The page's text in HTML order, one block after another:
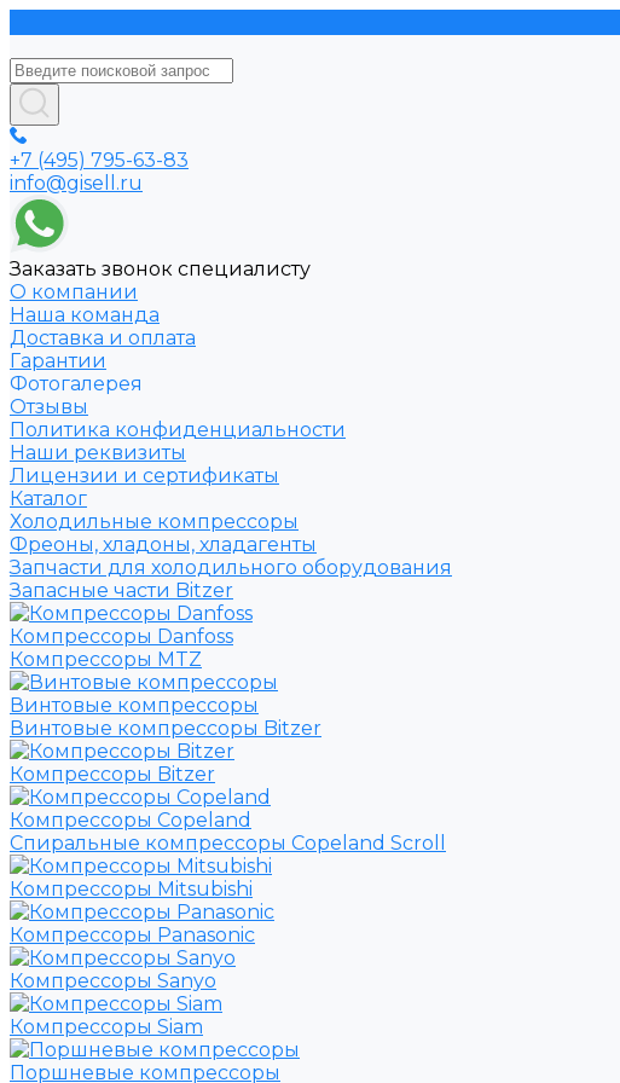
+7 (495) 795-63-83
info@gisell.ru
Заказать звонок специалисту
О компании
Наша команда
Доставка и оплата
Гарантии
Фотогалерея
Отзывы
Политика конфиденциальности
Наши реквизиты
Лицензии и сертификаты
Каталог
Холодильные компрессоры
Фреоны, хладоны, хладагенты
Запчасти для холодильного оборудования
Запасные части Bitzer
Компрессоры Danfoss
Компрессоры MTZ
Винтовые компрессоры
Винтовые компрессоры Bitzer
Компрессоры Bitzer
Компрессоры Copeland
Спиральные компрессоры Copeland Scroll
Компрессоры Mitsubishi
Компрессоры Panasonic
Компрессоры Sanyo
Компрессоры Siam
Поршневые компрессоры